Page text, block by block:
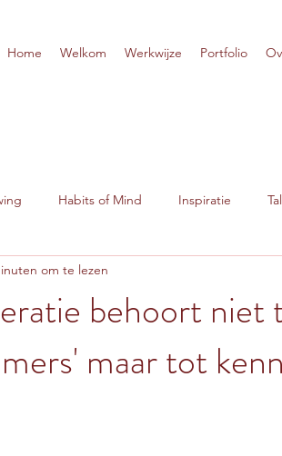
Home Welkom Werkwijze Portfolio
Habits of Mind Inspiratie
behoort niet
maar tot
om te lezen